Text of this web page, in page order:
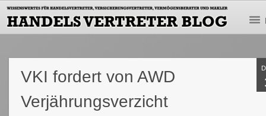
VKI fordert von AWD
Verjährungsverzicht